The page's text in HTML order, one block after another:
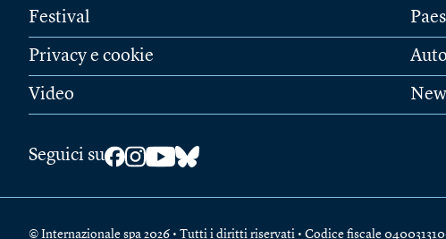
Festival
Privacy e cookie
Video
Seguici su
© Internazionale spa 2026 • Tutti i diritti riservati • Codice fiscale